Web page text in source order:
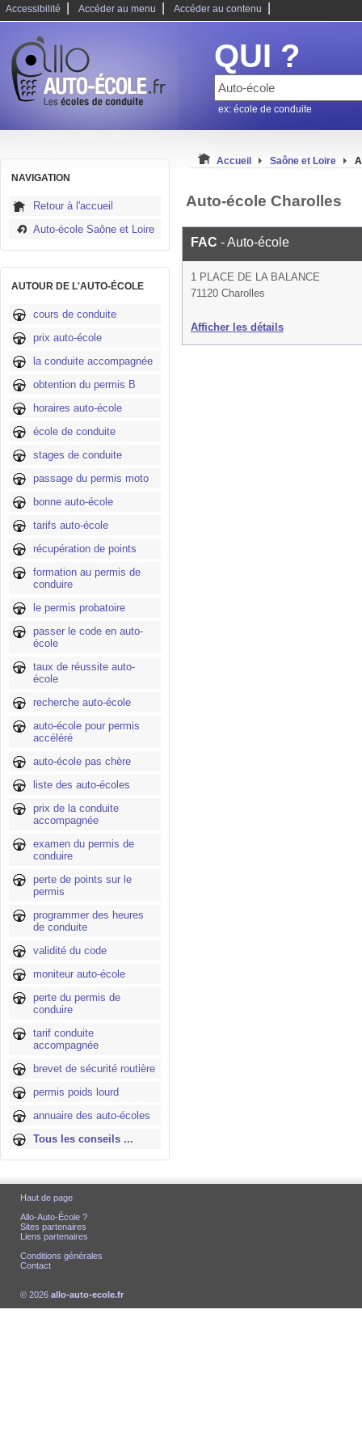
Accessibilité Accéder au menu Accéder au contenu
QUI ?
ex: école de conduite
NAVIGATION
Retour à l'accueil
Auto-école Saône et Loire
AUTOUR DE L'AUTO-ÉCOLE
cours de conduite
prix auto-école
la conduite accompagnée
obtention du permis B
horaires auto-école
école de conduite
stages de conduite
passage du permis moto
bonne auto-école
tarifs auto-école
récupération de points
formation au permis de
conduire
le permis probatoire
passer le code en auto-
école
taux de réussite auto-
école
recherche auto-école
auto-école pour permis
accéléré
auto-école pas chère
liste des auto-écoles
prix de la conduite
accompagnée
examen du permis de
conduire
perte de points sur le
permis
programmer des heures
de conduite
validité du code
moniteur auto-école
perte du permis de
conduire
tarif conduite
accompagnée
brevet de sécurité routière
permis poids lourd
annuaire des auto-écoles
Tous les conseils ...
Accueil Saône et Loire
Auto-école Charolles
FAC - Auto-école
1 PLACE DE LA BALANCE
71120 Charolles
Afficher les détails
Haut de page
Allo-Auto-École ?
Sites partenaires
Liens partenaires
Conditions générales
Contact
© 2026 allo-auto-ecole.fr